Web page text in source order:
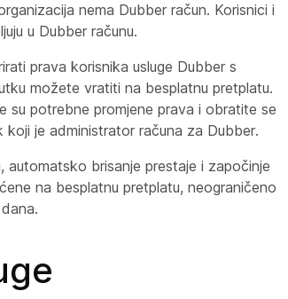
nema Dubber račun. Korisnici i
u Dubber računu.
prava korisnika usluge Dubber s
možete vratiti na besplatnu pretplatu.
su potrebne promjene prava i obratite se
je administrator računa za Dubber.
automatsko brisanje prestaje i započinje
na besplatnu pretplatu, neograničeno